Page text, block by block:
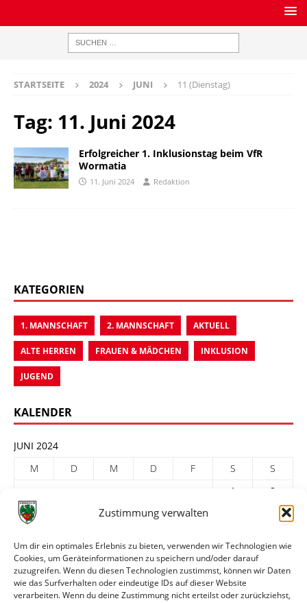
Zustimmung verwalten
Um dir ein optimales Erlebnis zu bieten, verwenden wir Technologien wie
Cookies, um Geräteinformationen zu speichern und/oder darauf
zuzugreifen. Wenn du diesen Technologien zustimmst, können wir Daten
wie das Surfverhalten oder eindeutige IDs auf dieser Website
verarbeiten. Wenn du deine Zustimmung nicht erteilst oder zurückziehst,
STARTSEITE 2024 JUNI 11 (Dienstag)
Tag: 11. Juni 2024
Erfolgreicher 1. Inklusionstag beim VfR
Wormatia
11. Juni 2024 Redaktion
KATEGORIEN
1. MANNSCHAFT 2. MANNSCHAFT AKTUELL
ALTE HERREN FRAUEN & MÄDCHEN INKLUSION
JUGEND
KALENDER
JUNI 2024
M
D M D F S
S
1
2
3
5 6 7
17
18 19 20 21 22
24
25 26 27 28 29